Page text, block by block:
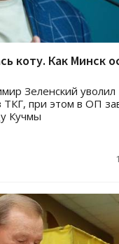
коту. Как Минск
Зеленский уволил
ТКГ, при этом в ОП
Кучмы